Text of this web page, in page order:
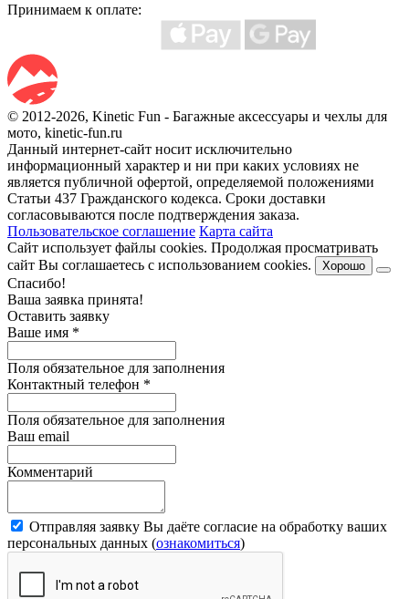
Принимаем к оплате:
© 2012-2026, Kinetic Fun - Багажные аксессуары и чехлы для
мото, kinetic-fun.ru
Данный интернет-сайт носит исключительно
информационный характер и ни при каких условиях не
является публичной офертой, определяемой положениями
Статьи 437 Гражданского кодекса. Сроки доставки
согласовываются после подтверждения заказа.
Пользовательское соглашение Карта сайта
Сайт использует файлы cookies. Продолжая просматривать
сайт Вы соглашаетесь с использованием cookies.
Хорошо
Спасибо!
Ваша заявка принята!
Оставить заявку
Ваше имя *
Поля обязательное для заполнения
Контактный телефон *
Поля обязательное для заполнения
Ваш email
Комментарий
Отправляя заявку Вы даёте согласие на обработку ваших
персональных данных (ознакомиться)